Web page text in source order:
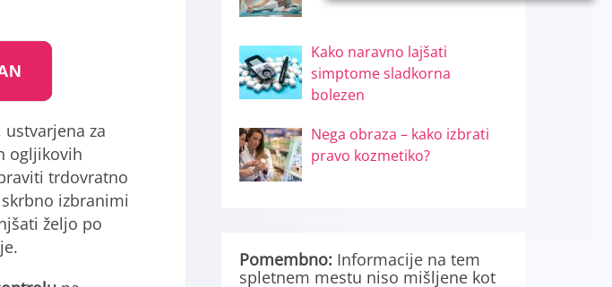
ustvarjena za
ogljikovih
trdovratno
izbranimi
željo po
Kako naravno lajšati
simptome sladkorna
bolezen
Nega obraza – kako izbrati
pravo kozmetiko?
Pomembno: Informacije na tem
spletnem mestu niso mišljene kot